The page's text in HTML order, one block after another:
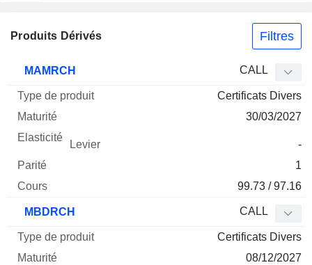
Produits Dérivés Filtres
Mnemo Type produit
Elasticité Levier Parité
MAMRCH CALL
Certificats Divers
30/03/2027
-
1
99.73 / 97.16
MBDRCH CALL
Certificats Divers
08/12/2027